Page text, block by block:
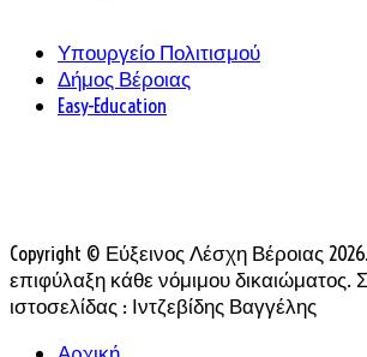
Υπουργείο Πολιτισμού
Δήμος Βέροιας
Easy-Education
Copyright © Εύξεινος Λέσχη Βέροιας
επιφύλαξη κάθε νόμιμου δικαιώματος.
ιστοσελίδας : Ιντζεβίδης Βαγγέλης